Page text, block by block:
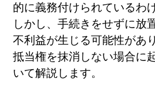
的に義務付けられているわ
しかし、手続きをせずに放
不利益が生じる可能性があ
抵当権を抹消しない場合に
いて解説します。